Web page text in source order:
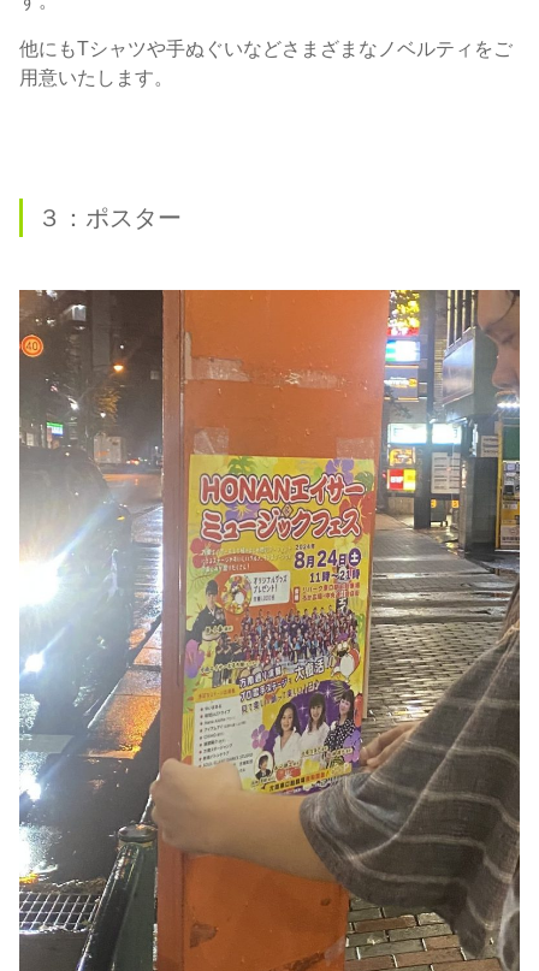
他にもTシャツや手ぬぐいなどさまざまなノベルティをご
用意いたします。
３：ポスター